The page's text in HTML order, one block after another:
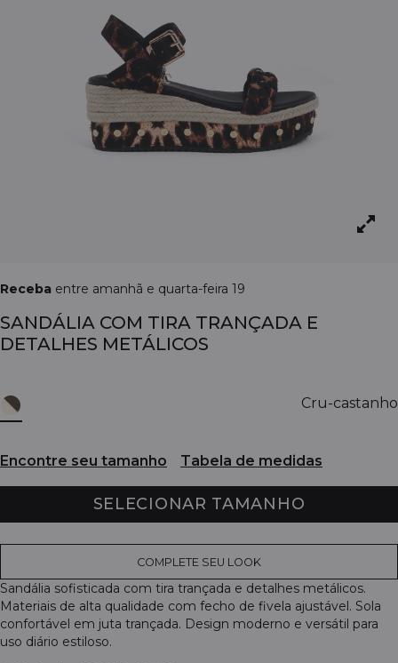
Receba entre amanhã e quarta-feira 19
SANDÁLIA COM TIRA TRANÇADA E
DETALHES METÁLICOS
Cru-castanho
Encontre seu tamanho Tabela de medidas
SELECIONAR TAMANHO
COMPLETE SEU LOOK
Sandália sofisticada com tira trançada e detalhes metálicos.
Materiais de alta qualidade com fecho de fivela ajustável. Sola
confortável em juta trançada. Design moderno e versátil para
uso diário estiloso.